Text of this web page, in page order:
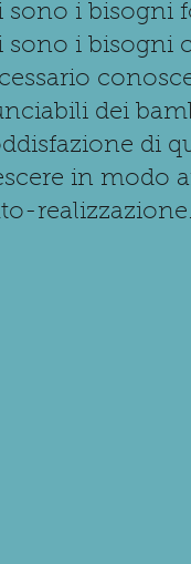
sono i bisogni
sono i bisogni
dei
di
in modo
realizzazione.